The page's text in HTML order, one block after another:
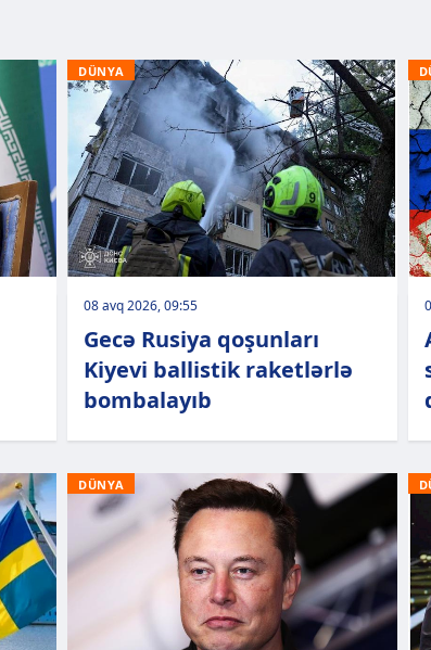
DÜNYA
08 avq 2026, 09:55
Gecə Rusiya qoşunları
Kiyevi ballistik raketlərlə
bombalayıb
DÜNYA